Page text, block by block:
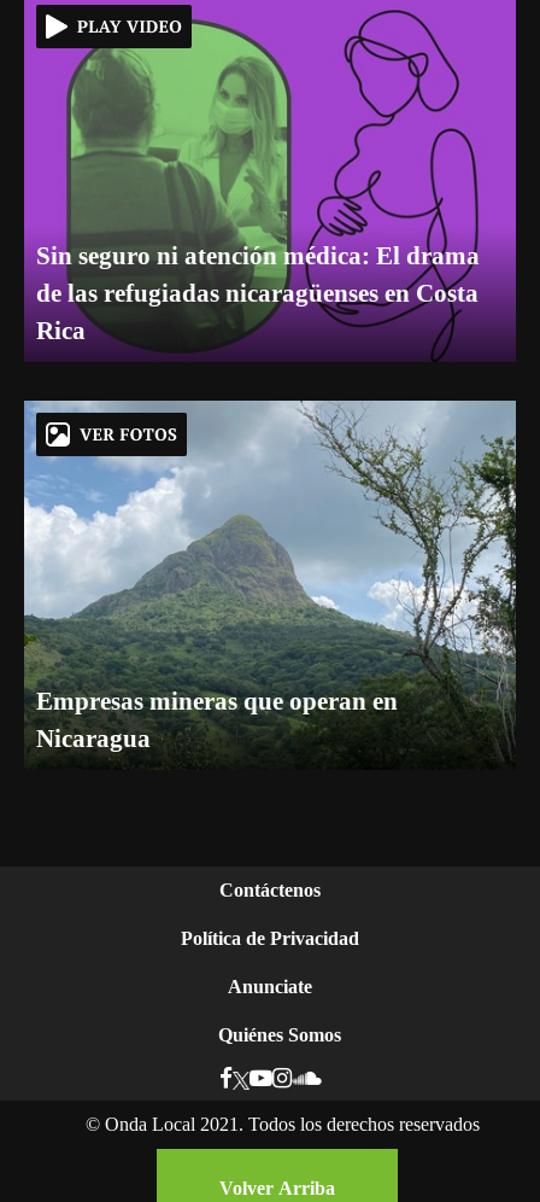
Sin seguro ni atención médica: El drama
de las refugiadas nicaragüenses en Costa
Rica
Empresas mineras que operan en
Nicaragua
Contáctenos
Política de Privacidad
Anunciate
Quiénes Somos
© Onda Local 2021. Todos los derechos reservados
Volver Arriba